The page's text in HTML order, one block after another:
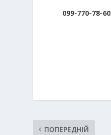
099-770-78-60
ПОПЕРЕДНІЙ